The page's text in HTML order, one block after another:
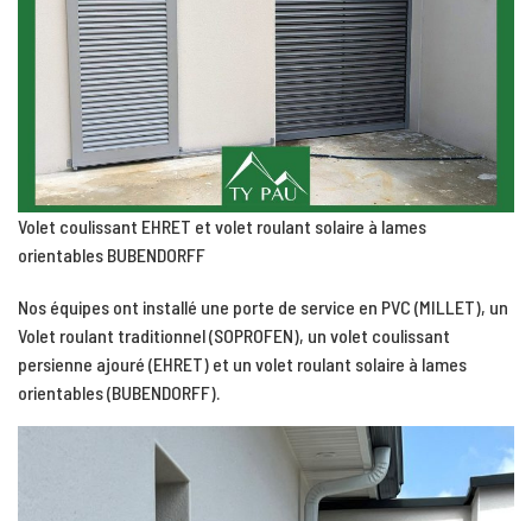
Volet coulissant EHRET et volet roulant solaire à lames
orientables BUBENDORFF
Nos équipes ont installé une porte de service en PVC (MILLET), un
Volet roulant traditionnel (SOPROFEN), un volet coulissant
persienne ajouré (EHRET) et un volet roulant solaire à lames
orientables (BUBENDORFF).